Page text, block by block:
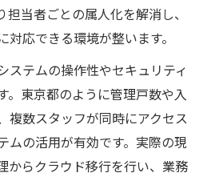
の効率化に不可欠な理由を
クラウド利用の具体的な事
を効率化するシステムの実
運用まで自動化の成功ポイ
当者ごとの属人化を解消し、
応できる環境が整います。
ステムの操作性やセキュリティ
。東京都のように管理戸数や入
複数スタッフが同時にアクセス
ムの活用が有効です。実際の現
からクラウド移行を行い、業務